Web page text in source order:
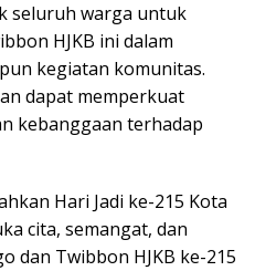
seluruh warga untuk
HJKB ini dalam
kegiatan komunitas.
dapat memperkuat
kebanggaan terhadap
Hari Jadi ke-215 Kota
cita, semangat, dan
dan Twibbon HJKB ke-215